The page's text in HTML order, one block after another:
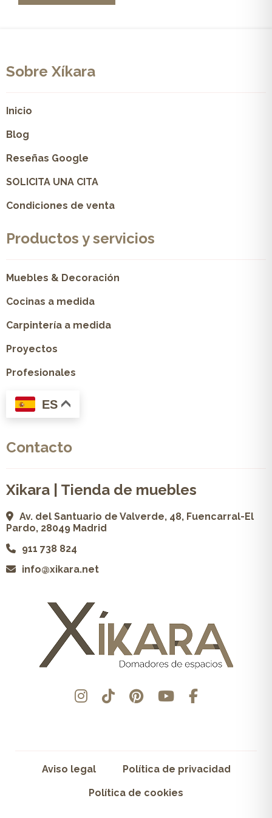
Sobre Xíkara
Inicio
Blog
Reseñas Google
SOLICITA UNA CITA
Condiciones de venta
Productos y servicios
Muebles & Decoración
Cocinas a medida
Carpintería a medida
Proyectos
Profesionales
ES
Contacto
Xikara | Tienda de muebles
Av. del Santuario de Valverde, 48, Fuencarral-El
Pardo, 28049 Madrid
911 738 824
info@xikara.net
Aviso legal Política de privacidad
Política de cookies